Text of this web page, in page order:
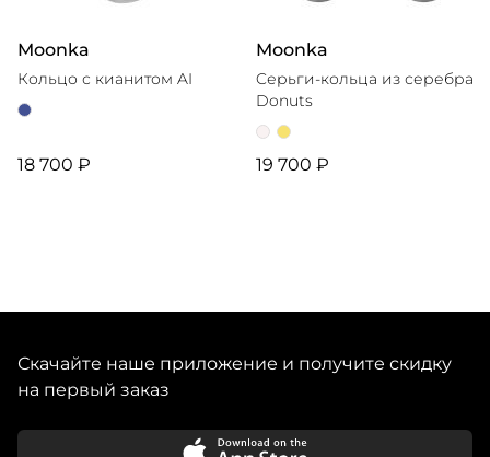
Moonka
Кольцо с кианитом AI
18 700 ₽
Moonka
Cерьги-кольца из серебра
Donuts
19 700 ₽
Скачайте наше приложение и получите скидку
на первый заказ